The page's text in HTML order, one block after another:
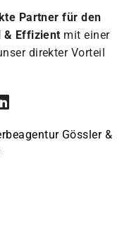
Partner für den
& Effizient mit einer
direkter Vorteil
Gössler &